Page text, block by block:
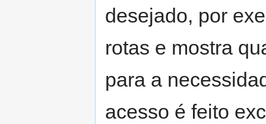
desejado, por
rotas e mostra
para a
acesso é feito